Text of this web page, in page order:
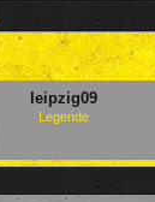
leipzig09
Legende